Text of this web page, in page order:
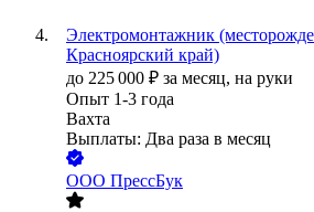
Электромонтажник
Красноярский край)
до 225 000 ₽ за месяц, на руки
Опыт 1-3 года
Вахта
Выплаты: Два раза в месяц
ООО ПрессБук